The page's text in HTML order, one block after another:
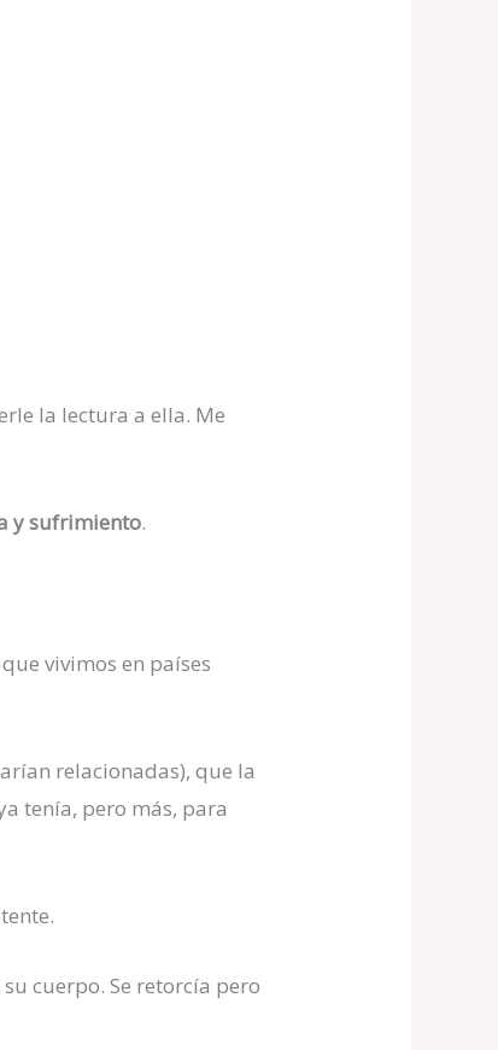
la lectura a ella. Me
y sufrimiento.
vivimos en países
relacionadas), que la
tenía, pero más, para
cuerpo. Se retorcía pero